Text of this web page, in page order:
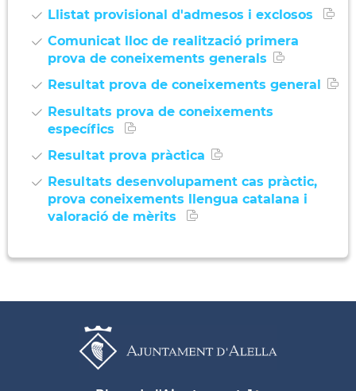
Llistat provisional d'admesos i exclosos
Comunicat lloc de realització primera
prova de coneixements generals
Resultat prova de coneixements general
Resultats prova de coneixements
específics
Resultat prova pràctica
Resultats desenvolupament cas pràctic,
prova coneixements llengua catalana i
valoració de mèrits